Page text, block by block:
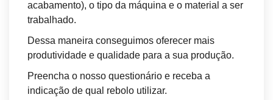
acabamento), o tipo da máquina e o material a ser
trabalhado.
Dessa maneira conseguimos oferecer mais
produtividade e qualidade para a sua produção.
Preencha o nosso questionário e receba a
indicação de qual rebolo utilizar.